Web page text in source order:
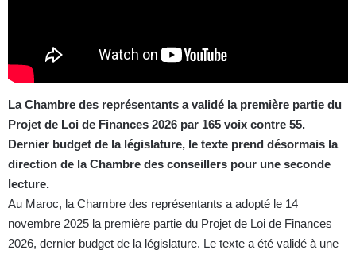
La Chambre des représentants a validé la première partie du
Projet de Loi de Finances 2026 par 165 voix contre 55.
Dernier budget de la législature, le texte prend désormais la
direction de la Chambre des conseillers pour une seconde
lecture.
Au Maroc, la Chambre des représentants a adopté le 14
novembre 2025 la première partie du Projet de Loi de Finances
2026, dernier budget de la législature. Le texte a été validé à une